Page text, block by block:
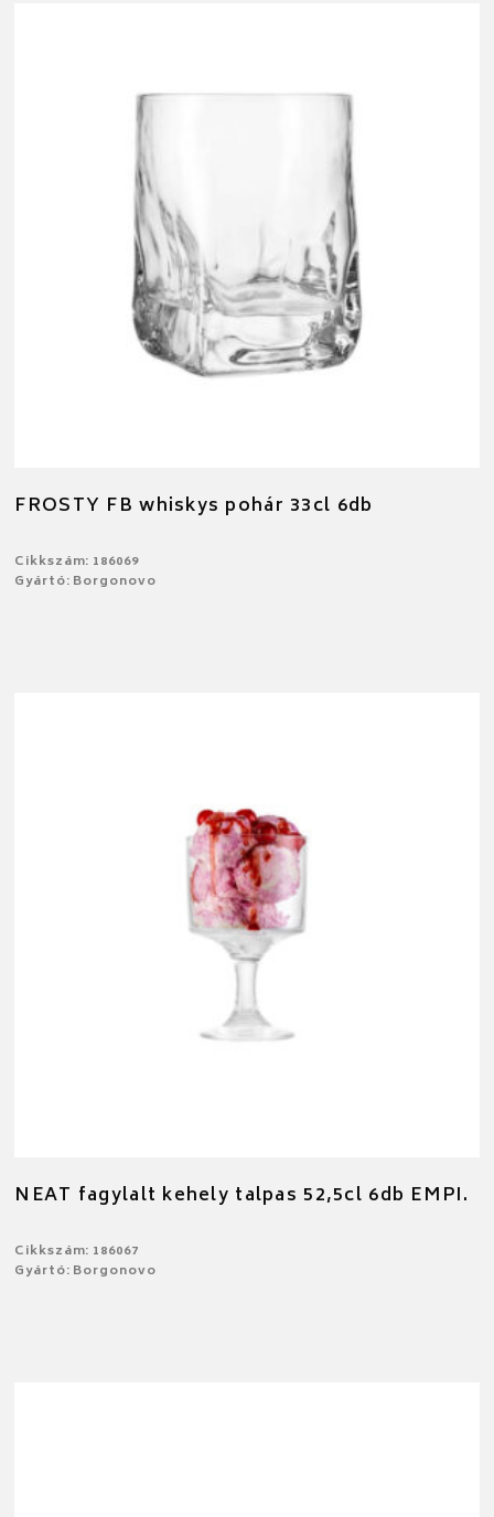
FROSTY FB whiskys pohár 33cl 6db
Cikkszám: 186069
Gyártó: Borgonovo
NEAT fagylalt kehely talpas 52,5cl 6db EMPI.
Cikkszám: 186067
Gyártó: Borgonovo